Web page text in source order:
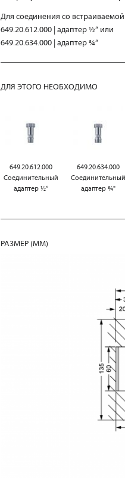
Для соединения со
649.20.612.000 | адаптер ½“ или
649.20.634.000 | адаптер ¾“
ДЛЯ ЭТОГО НЕОБХОДИМО
649.20.612.000
Соединительный
адаптер ½“
649.20.634.000
адаптер ¾"
РАЗМЕР (MM)